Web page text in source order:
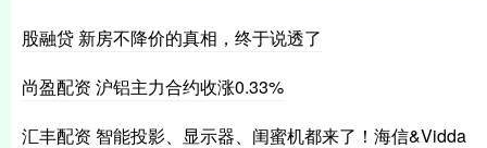
股融贷 新房不降价的真相，终于说透了
尚盈配资 沪铝主力合约收涨0.33%
汇丰配资 智能投影、显示器、闺蜜机都来了！海信&Vidda